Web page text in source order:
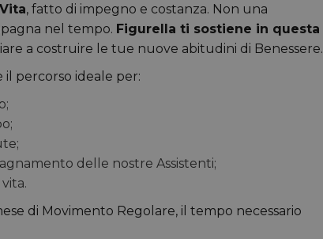
, fatto di impegno e costanza. Non una
nel tempo. Figurella ti sostiene in questa
a costruire le tue nuove abitudini di Benessere.
il percorso ideale per:
delle nostre Assistenti;
di Movimento Regolare, il tempo necessario